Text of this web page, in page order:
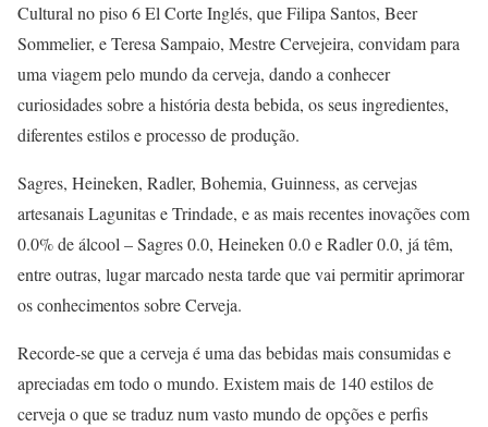
Cultural no piso 6 El Corte Inglés, que Filipa Santos, Beer
Sommelier, e Teresa Sampaio, Mestre Cervejeira, convidam para
uma viagem pelo mundo da cerveja, dando a conhecer
curiosidades sobre a história desta bebida, os seus ingredientes,
diferentes estilos e processo de produção.
Sagres, Heineken, Radler, Bohemia, Guinness, as cervejas
artesanais Lagunitas e Trindade, e as mais recentes inovações com
0.0% de álcool – Sagres 0.0, Heineken 0.0 e Radler 0.0, já têm,
entre outras, lugar marcado nesta tarde que vai permitir aprimorar
os conhecimentos sobre Cerveja.
Recorde-se que a cerveja é uma das bebidas mais consumidas e
apreciadas em todo o mundo. Existem mais de 140 estilos de
cerveja o que se traduz num vasto mundo de opções e perfis